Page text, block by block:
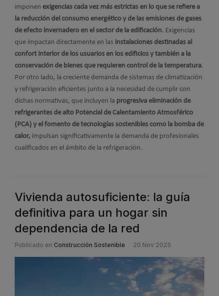
imponen exigencias cada vez más estrictas en lo que se refiere a
la reducción del consumo energético y de las emisiones de gases
de efecto invernadero en el sector de la edificación. Exigencias
que impactan directamente en las instalaciones destinadas al
confort interior de los usuarios en los edificios y también a la
conservación de bienes que requieren control de la temperatura.
Por otro lado, la creciente demanda de sistemas de climatización
y refrigeración eficientes junto a la necesidad de cumplir con
dichas normativas, que incluyen la progresiva eliminación de
refrigerantes de alto Potencial de Calentamiento Atmosférico
(PCA) y el fomento de tecnologías sostenibles como la bomba de
calor, impulsan significativamente la demanda de profesionales
cualificados en el ámbito de la refrigeración.
Vivienda autosuficiente: la guía
definitiva para un hogar sin
dependencia de la red
Publicado en Construcción Sostenible 20 Nov 2025